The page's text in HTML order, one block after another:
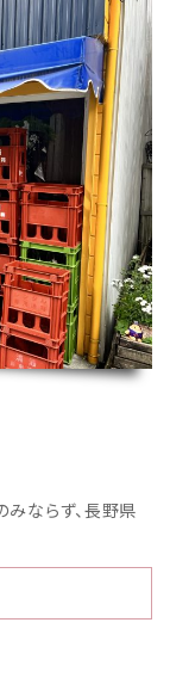
みならず、長野県